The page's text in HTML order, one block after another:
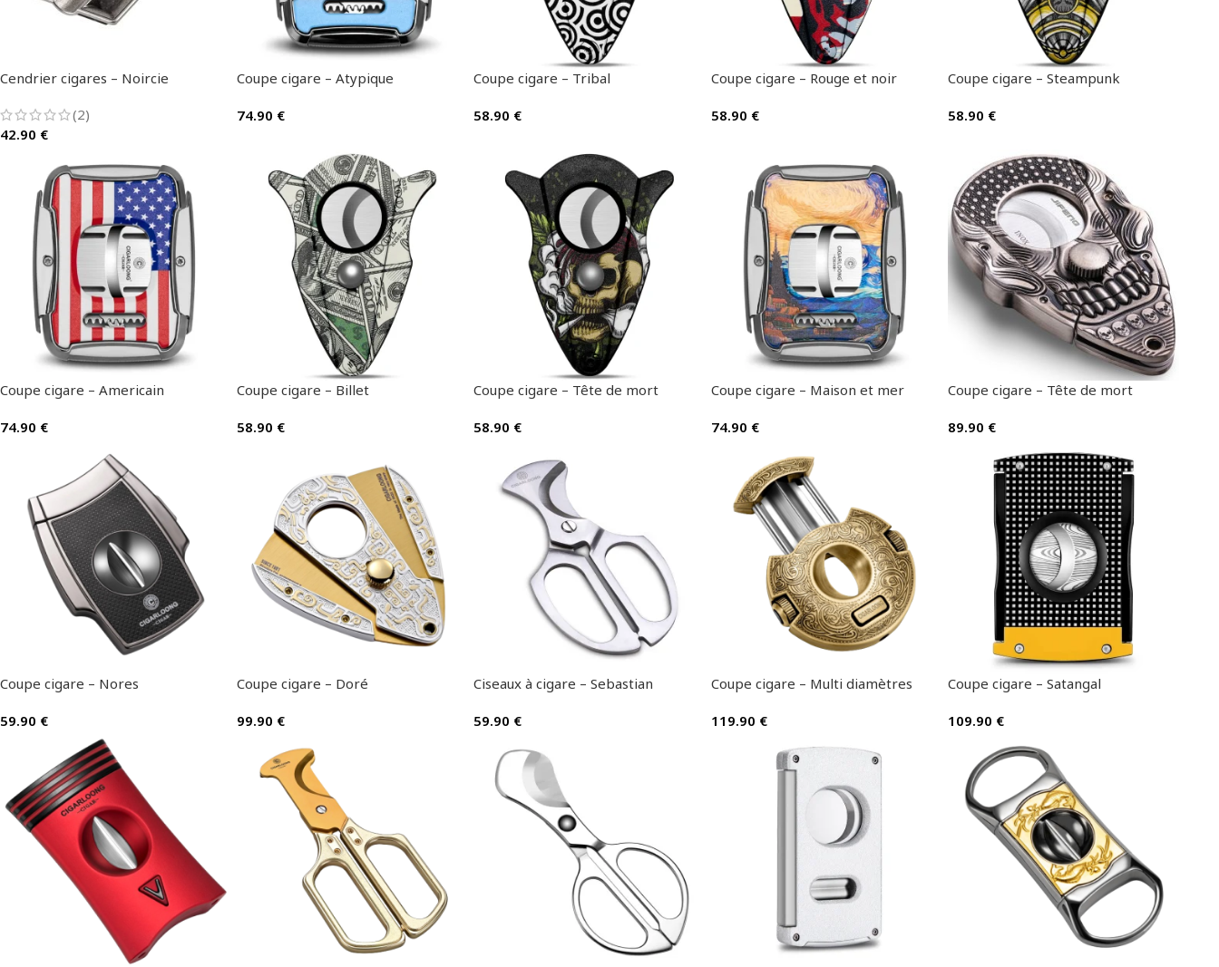
Cendrier cigares – Noircie
(2)
42.90 €
Coupe cigare – Atypique
74.90 €
Coupe cigare – Tribal
58.90 €
Coupe cigare – Rouge et noir
58.90 €
Coupe cigare – Steampunk
58.90 €
Coupe cigare – Americain
74.90 €
Coupe cigare – Billet
58.90 €
Coupe cigare – Tête de mort
58.90 €
Coupe cigare – Maison et mer
74.90 €
Coupe cigare – Tête de mort
89.90 €
Coupe cigare – Nores
59.90 €
Coupe cigare – Doré
99.90 €
Ciseaux à cigare – Sebastian
59.90 €
Coupe cigare – Multi diamètres
119.90 €
Coupe cigare – Satangal
109.90 €